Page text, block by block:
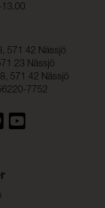
(ISO 1421)
(ISO 1421)
4674-1)
4674-1)
1419)
(ISO 2411)
571 42 Nässjö
23 Nässjö
571 42 Nässjö
7752